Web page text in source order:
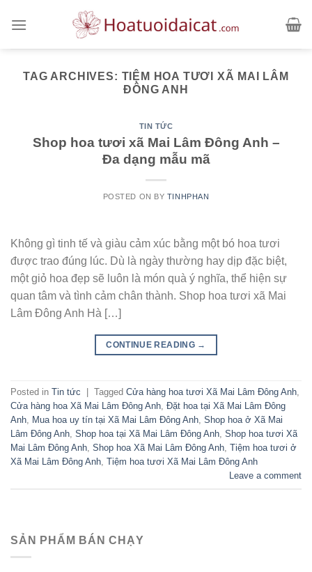
TAG ARCHIVES: TIỆM HOA TƯƠI XÃ MAI LÂM
ĐÔNG ANH
TIN TỨC
Shop hoa tươi xã Mai Lâm Đông Anh –
Đa dạng mẫu mã
POSTED ON BY TINHPHAN
Không gì tinh tế và giàu cảm xúc bằng một bó hoa tươi
được trao đúng lúc. Dù là ngày thường hay dịp đặc biệt,
một giỏ hoa đẹp sẽ luôn là món quà ý nghĩa, thể hiện sự
quan tâm và tình cảm chân thành. Shop hoa tươi xã Mai
Lâm Đông Anh Hà […]
CONTINUE READING →
Posted in Tin tức Tagged Cửa hàng hoa tươi Xã Mai Lâm Đông Anh
Cửa hàng hoa Xã Mai Lâm Đông Anh Đặt hoa tại Xã Mai Lâm Đông
Anh
Mua hoa uy tín tại Xã Mai Lâm Đông Anh Shop hoa ở Xã Mai
Lâm Đông Anh Shop hoa tại Xã Mai Lâm Đông Anh Shop hoa tươi Xã
Mai Lâm Đông Anh Shop hoa Xã Mai Lâm Đông Anh Tiệm hoa tươi ở
Xã Mai Lâm Đông Anh Tiệm hoa tươi Xã Mai Lâm Đông Anh
Leave a comment
SẢN PHẨM BÁN CHẠY